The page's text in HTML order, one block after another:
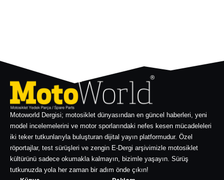
Motoworld Dergisi; motosiklet dünyasından en güncel haberleri, yeni
model incelemelerini ve motor sporlarındaki nefes kesen mücadeleleri
iki teker tutkunlarıyla buluşturan dijital yayın platformudur. Özel
röportajlar, test sürüşleri ve zengin E-Dergi arşivimizle motosiklet
kültürünü sadece okumakla kalmayın, bizimle yaşayın. Sürüş
tutkunuzda yola her zaman bir adım önde çıkın!